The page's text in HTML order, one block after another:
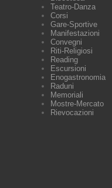
Teatro-Danza
Corsi
Gare-Sportive
Manifestazioni
Convegni
Riti-Religiosi
Reading
Escursioni
Enogastronomia
Raduni
Memoriali
Mostre-Mercato
Rievocazioni